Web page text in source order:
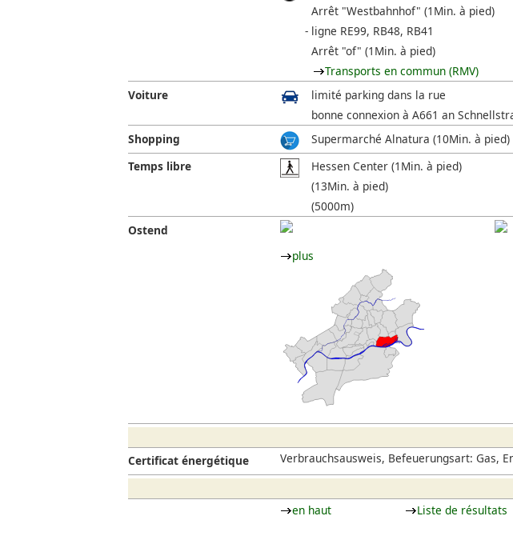
Arrêt "Westbahnhof" (1Min. à pied)
ligne RE99, RB48, RB41
Arrêt "of" (1Min. à pied)
Transports en commun (RMV)
Voiture
limité parking dans la rue
bonne connexion à A661 an
Shopping
Supermarché Alnatura (10Min. à pied)
Temps libre
Hessen Center (1Min. à pied)
(13Min. à pied)
(5000m)
Ostend
plus
Certificat énergétique Verbrauchsausweis, Befeuerungsart: Gas,
en haut Liste de résultats